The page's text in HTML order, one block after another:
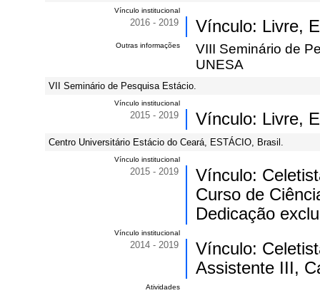
Vínculo institucional
2016 - 2019 Vínculo: Livre,
Outras informações
VIII Seminário de
UNESA
VII Seminário de Pesquisa Estácio.
Vínculo institucional
2015 - 2019 Vínculo: Livre,
Centro Universitário Estácio do Ceará, ESTÁCIO, Brasil.
Vínculo institucional
2015 - 2019
Vínculo:
Curso de
Dedicação
Vínculo institucional
2014 - 2019
Vínculo:
Assistente III,
Atividades